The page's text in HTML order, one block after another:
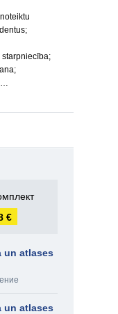
starpniecība;
€
un atlases
un atlases